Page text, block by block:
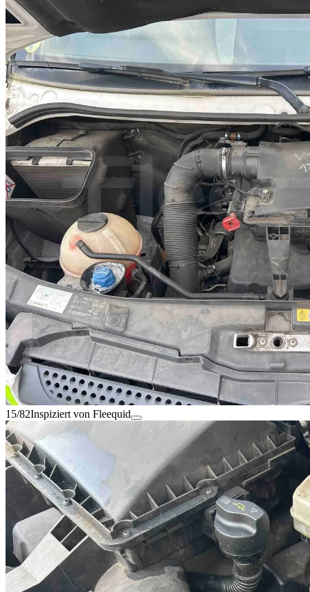
15/82Inspiziert von Fleequid